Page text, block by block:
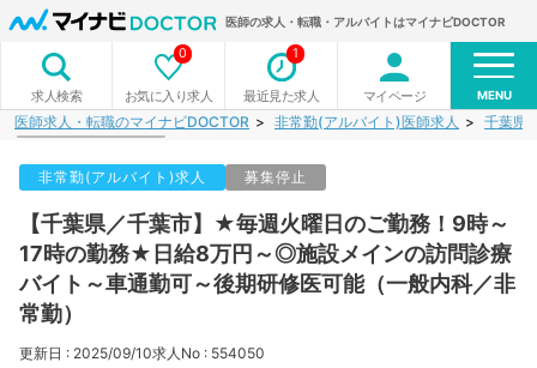
医師の求人・転職・アルバイトはマイナビDOCTOR
求人検索 お気に入り求人
0
最近見た求人
1
マイページ MENU
医師求人・転職のマイナビDOCTOR 非常勤(アルバイト)医師求人 千葉県
非常勤(アルバイト)求人 募集停止
【千葉県／千葉市】★毎週火曜日のご勤務！9時～
17時の勤務★日給8万円～◎施設メインの訪問診療
バイト～車通勤可～後期研修医可能（一般内科／非
常勤）
更新日 : 2025/09/10求人No : 554050